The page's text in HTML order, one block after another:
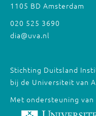
1105 BD Amsterdam
020 525 3690
dia@uva.nl
Stichting Duitsland
bij de Universiteit van
Met ondersteuning van